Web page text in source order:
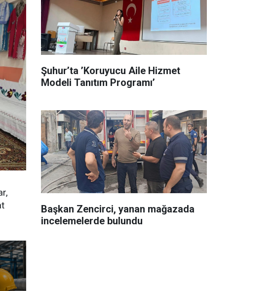
Şuhur’ta ’Koruyucu Aile Hizmet
Modeli Tanıtım Programı’
Başkan Zencirci, yanan mağazada
incelemelerde bulundu